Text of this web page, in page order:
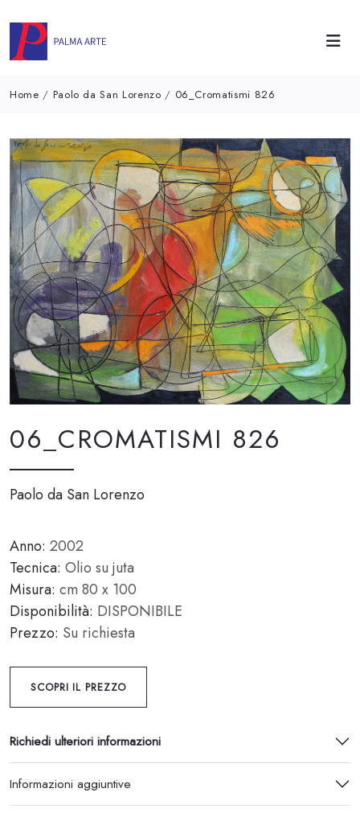
Home / Paolo da San Lorenzo / 06_Cromatismi 826
06_CROMATISMI 826
Paolo da San Lorenzo
Anno: 2002
Tecnica: Olio su juta
Misura: cm 80 x 100
Disponibilità: DISPONIBILE
Prezzo: Su richiesta
SCOPRI IL PREZZO
Richiedi ulteriori informazioni
Informazioni aggiuntive